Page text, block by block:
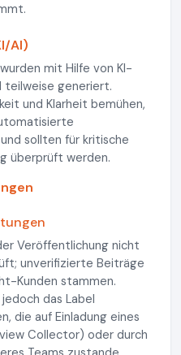
AI)
mit Hilfe von KI-
teilweise generiert.
und Klarheit bemühen,
sollten für kritische
überprüft werden.
Veröffentlichung nicht
unverifizierte Beiträge
Kunden stammen.
jedoch das Label
die auf Einladung eines
Collector) oder durch